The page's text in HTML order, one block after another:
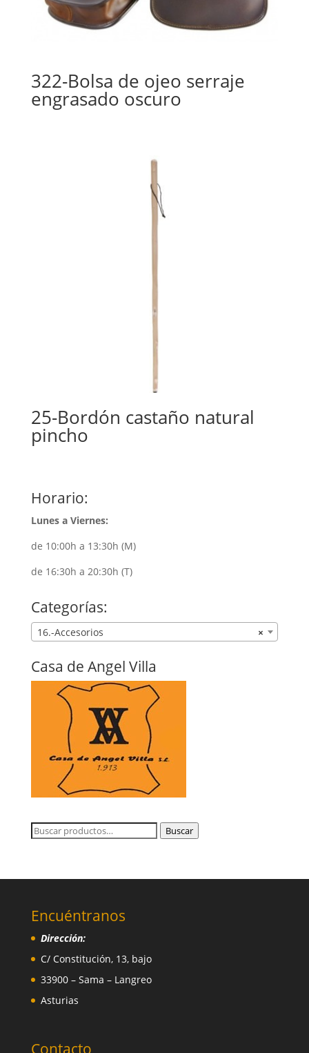
322-Bolsa de ojeo serraje
engrasado oscuro
25-Bordón castaño natural
pincho
Horario:
Lunes a Viernes:
de 10:00h a 13:30h (M)
de 16:30h a 20:30h (T)
Categorías:
×
16.-Accesorios
Casa de Angel Villa
Buscar
Buscar
Encuéntranos
Dirección:
C/ Constitución, 13, bajo
33900 – Sama – Langreo
Asturias
Contacto